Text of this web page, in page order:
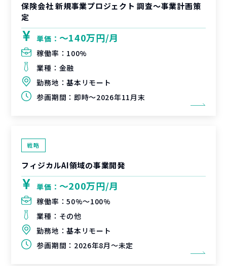
保険会社 新規事業プロジェクト 調査〜事業計画策
定
単価： 〜140万円/月
稼働率： 100%
業種： 金融
勤務地：基本リモート
参画期間： 即時～2026年11月末
戦略
フィジカルAI領域の事業開発
単価： 〜200万円/月
稼働率：50%〜100%
業種： その他
勤務地：基本リモート
参画期間： 2026年8月～未定